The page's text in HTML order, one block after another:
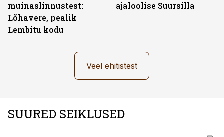
muinaslinnustest:
Lõhavere, pealik
Lembitu kodu
ajaloolise Suursilla
Veel ehitistest
SUURED SEIKLUSED